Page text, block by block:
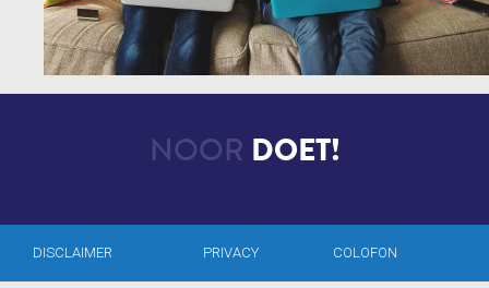
NOOR DOET!
DISCLAIMER PRIVACY COLOFON